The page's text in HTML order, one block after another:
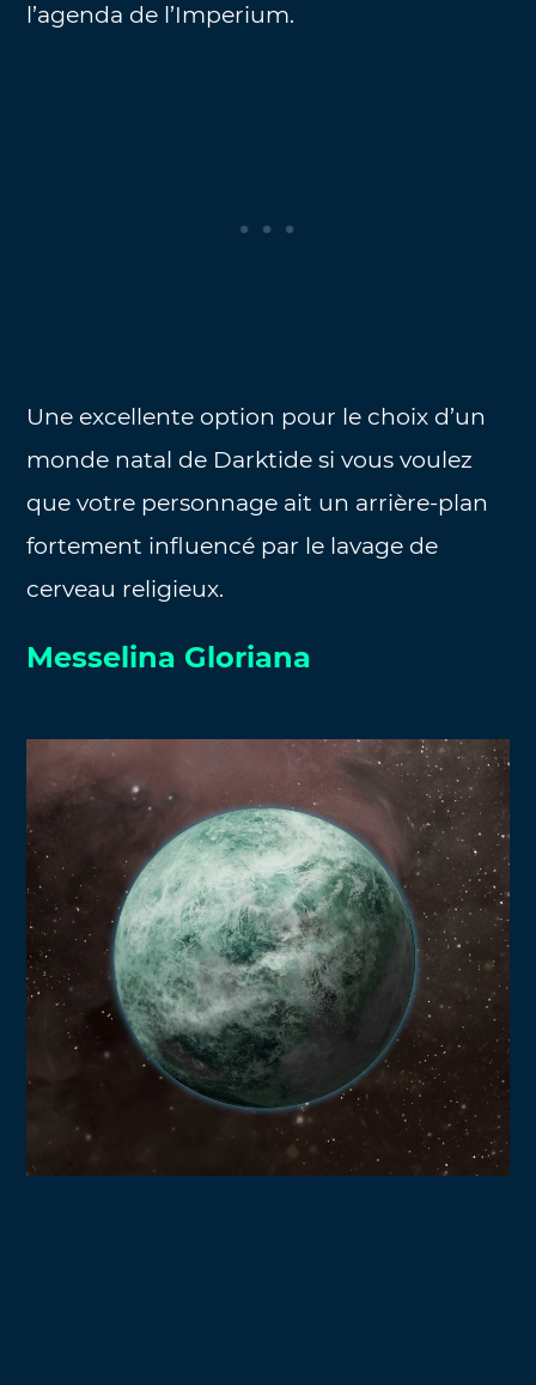
l’agenda de l’Imperium.
Une excellente option pour le choix d’un
monde natal de Darktide si vous voulez
que votre personnage ait un arrière-plan
fortement influencé par le lavage de
cerveau religieux.
Messelina Gloriana